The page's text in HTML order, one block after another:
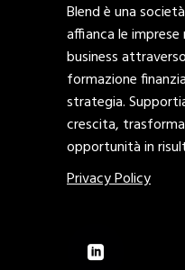
Blend è una
affianca le
business
formazione
strategia.
crescita,
opportunità in
Privacy Policy